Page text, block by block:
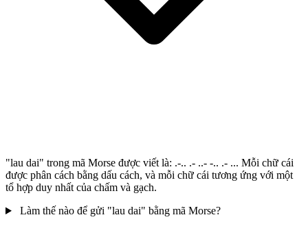
"lau dai" trong mã Morse được viết là: .-.. .- ..- -.. .- ... Mỗi chữ cái
được phân cách bằng dấu cách, và mỗi chữ cái tương ứng với một
tổ hợp duy nhất của chấm và gạch.
Làm thế nào để gửi "lau dai" bằng mã Morse?